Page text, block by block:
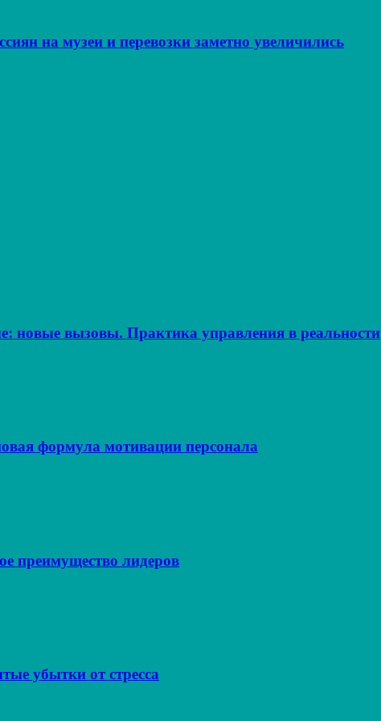
на музеи и перевозки заметно увеличились
вызовы. Практика управления в реальности
формула мотивации персонала
преимущество лидеров
убытки от стресса